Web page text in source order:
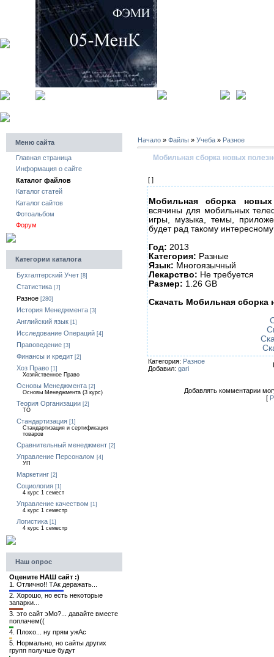
Меню сайта
Главная страница
Информация о сайте
Каталог файлов
Каталог статей
Каталог сайтов
Фотоальбом
Форум
Категории каталога
Бухгалтерский Учет [8]
Статистика [7]
Разное [280]
История Менеджмента [3]
Английский язык [1]
Исследование Операций [4]
Правоведение [3]
Финансы и кредит [2]
Хоз Право [1]
Хозяйственное Право
Основы Менеджмента [2]
Основы Менеджмента (3 курс)
Теория Организации [2]
ТО
Стандартизация [1]
Стандартизация и сертификация
товаров
Сравнительный менеджмент [2]
Управление Персоналом [4]
УП
Маркетинг [2]
Социология [1]
4 курс 1 семест
Управление качеством [1]
4 курс 1 семестр
Логистика [1]
4 курс 1 семестр
Наш опрос
Оцените НАШ сайт :)
1. Отлично!! ТАк деражать...
2. Хорошо, но есть некоторые
запарки...
3. это сайт эМо?... давайте вместе
поплачем((
4. Плохо... ну прям ужАс
5. Нормально, но сайты других
групп получше будут
Начало » Файлы » Учеба » Разное
Мобильная сборка новых
[ ]
Мобильная сборка новых
всячины для мобильных
игры, музыка, темы,
будет рад такому интересному
Год: 2013
Категория: Разные
Язык: Многоязычный
Лекарство: Не требуется
Размер: 1.26 GB
Скачать Мобильная сборка
Категория: Разное
Добавил: gari
Добавлять комментарии
[